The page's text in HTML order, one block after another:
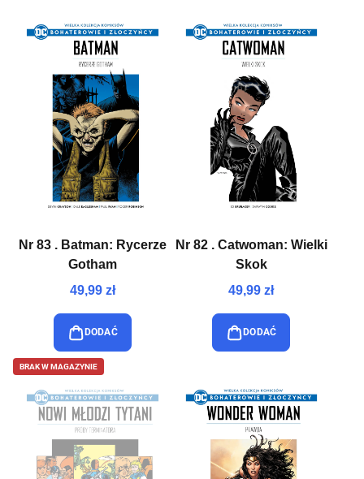
Nr 83 . Batman: Rycerze
Gotham
49,99 zł
DODAĆ
Nr 82 . Catwoman: Wielki
Skok
49,99 zł
DODAĆ
BRAK W MAGAZYNIE